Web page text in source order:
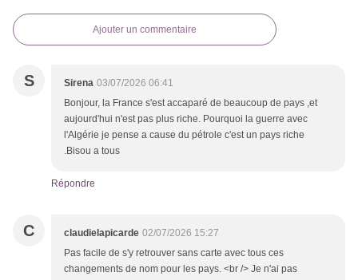
Ajouter un commentaire
S Sirena 03/07/2026 06:41
Bonjour, la France s'est accaparé de beaucoup de pays ,et
aujourd'hui n'est pas plus riche. Pourquoi la guerre avec
l'Algérie je pense a cause du pétrole c'est un pays riche
.Bisou a tous
Répondre
C claudielapicarde 02/07/2026 15:27
Pas facile de s'y retrouver sans carte avec tous ces
changements de nom pour les pays. <br /> Je n'ai pas